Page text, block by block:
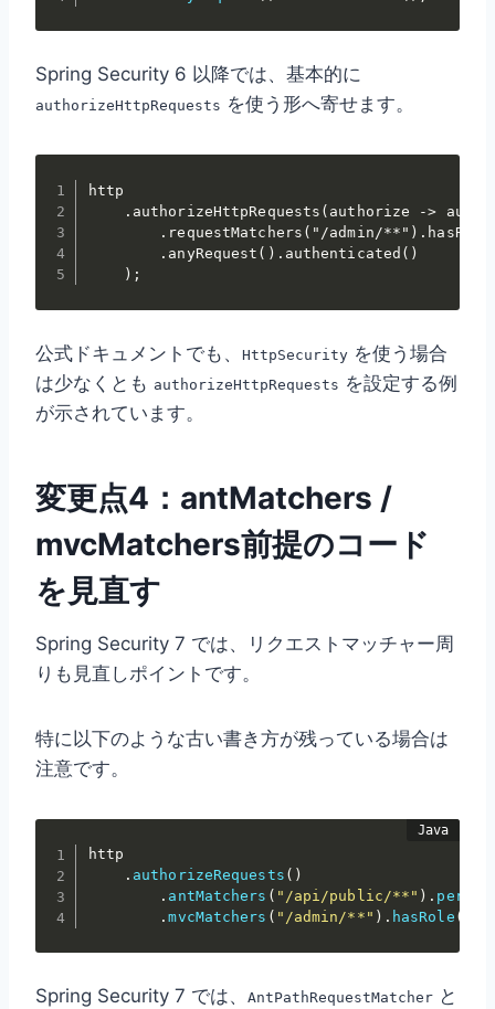
Spring Security 6 以降では、基本的に
authorizeHttpRequests を使う形へ寄せます。
http
.authorizeHttpRequests(authorize ->
.requestMatchers("/admin/
        .anyRequest().authenticated()
    );
公式ドキュメントでも、 HttpSecurity を使う場合
は少なくとも authorizeHttpRequests を設定する例
が示されています。
変更点4：antMatchers /
mvcMatchers前提のコード
を見直す
Spring Security 7 では、リクエストマッチャー周
りも見直しポイントです。
特に以下のような古い書き方が残っている場合は
注意です。
http
. authorizeRequests ( )
. antMatchers ( "/api/public/**" ) .
.mvcMatchers ( "/admin/**" ) . hasRole (
Spring Security 7 では、 AntPathRequestMatcher と